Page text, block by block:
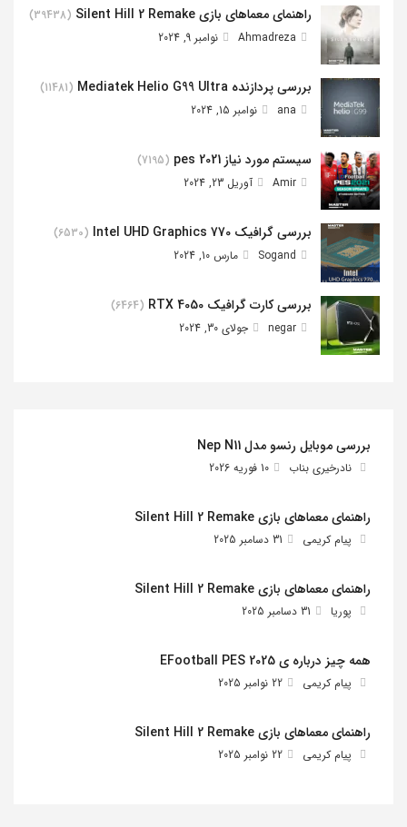
راهنمای معماهای بازی Silent Hill 2 Remake
(39438)
Ahmadreza
نوامبر 9, 2024
بررسی پردازنده Mediatek Helio G99 Ultra
(11481)
ana
نوامبر 15, 2024
سیستم مورد نیاز pes 2021
(7195)
Amir
آوریل 23, 2024
بررسی گرافیک Intel UHD Graphics 770
(6530)
Sogand
مارس 10, 2024
بررسی کارت گرافیک RTX 4050
(6464)
negar
جولای 30, 2024
بررسی موبایل رنسو مدل Nep N11
نادرخیری بناب 10 فوریه 2026
راهنمای معماهای بازی Silent Hill 2 Remake
پیام کریمی 31 دسامبر 2025
راهنمای معماهای بازی Silent Hill 2 Remake
پوریا 31 دسامبر 2025
همه چیز درباره ی EFootball PES 2025
پیام کریمی 22 نوامبر 2025
راهنمای معماهای بازی Silent Hill 2 Remake
پیام کریمی 22 نوامبر 2025